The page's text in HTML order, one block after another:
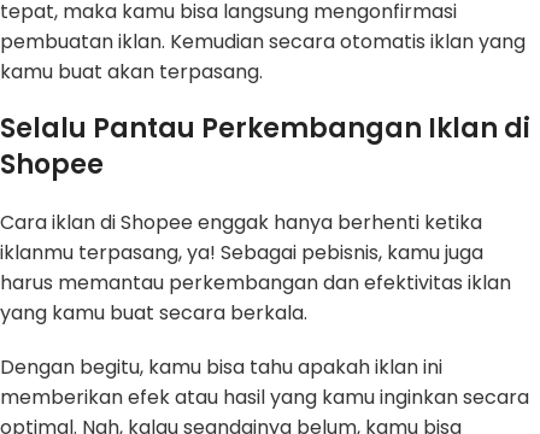
tepat, maka kamu bisa langsung mengonfirmasi
pembuatan iklan. Kemudian secara otomatis iklan yang
kamu buat akan terpasang.
Selalu Pantau Perkembangan Iklan di
Shopee
Cara iklan di Shopee enggak hanya berhenti ketika
iklanmu terpasang, ya! Sebagai pebisnis, kamu juga
harus memantau perkembangan dan efektivitas iklan
yang kamu buat secara berkala.
Dengan begitu, kamu bisa tahu apakah iklan ini
memberikan efek atau hasil yang kamu inginkan secara
optimal. Nah, kalau seandainya belum, kamu bisa